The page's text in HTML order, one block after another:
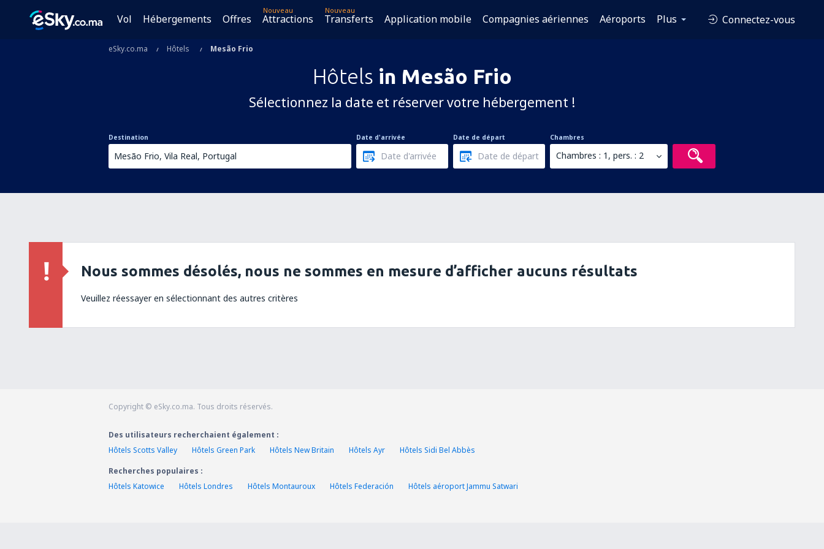
Vol Hébergements Offres
Nouveau
Attractions
Nouveau
Transferts Application mobile Compagnies aériennes Aéroports Plus Connectez-vous
eSky.co.ma Hôtels Mesão Frio
Hôtels in Mesão Frio
Sélectionnez la date et réserver votre hébergement !
Destination Date d'arrivée Date de départ Chambres
Chambres : 1, pers. : 2
Nous sommes désolés, nous ne sommes en mesure d’afficher aucuns résultats
Veuillez réessayer en sélectionnant des autres critères
Copyright © eSky.co.ma. Tous droits réservés.
Des utilisateurs recherchaient également :
Hôtels Scotts Valley
Hôtels Green Park Hôtels New Britain Hôtels Ayr
Hôtels Sidi Bel Abbès
Recherches populaires :
Hôtels Katowice
Hôtels Londres Hôtels Montauroux Hôtels Federación Hôtels aéroport Jammu Satwari